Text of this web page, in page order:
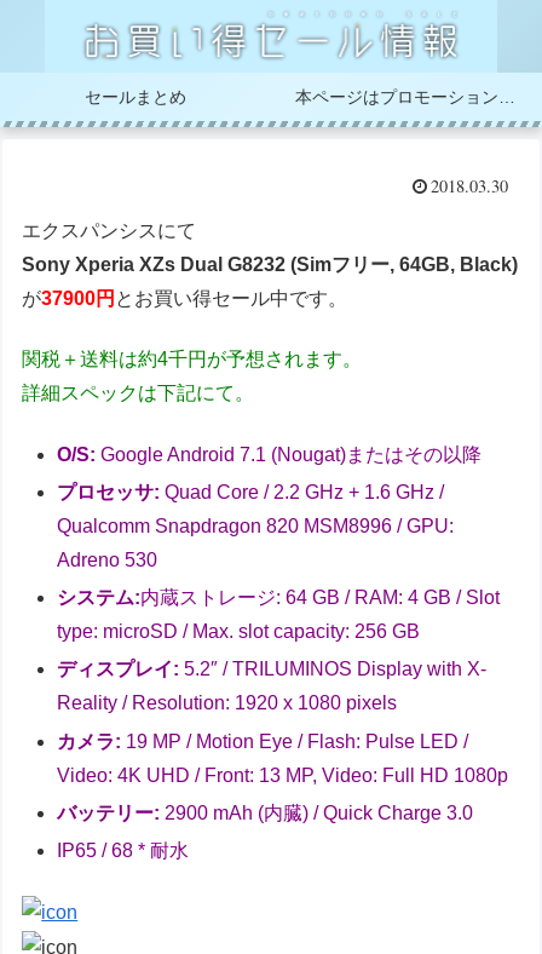
セールまとめ
2018.03.30
エクスパンシスにて
Sony Xperia XZs Dual G8232 (Simフリー, 64GB, Black)
が37900円 とお買い得セール中です。
関税＋送料は約4千円が予想されます。
詳細スペックは下記にて。
O/S: Google Android 7.1 (Nougat)またはその以降
プロセッサ: Quad Core / 2.2 GHz + 1.6 GHz /
Qualcomm Snapdragon 820 MSM8996 / GPU:
Adreno 530
システム:内蔵ストレージ: 64 GB / RAM: 4 GB / Slot
type: microSD / Max. slot capacity: 256 GB
ディスプレイ: 5.2″ / TRILUMINOS Display with X-
Reality / Resolution: 1920 x 1080 pixels
カメラ: 19 MP / Motion Eye / Flash: Pulse LED /
Video: 4K UHD / Front: 13 MP, Video: Full HD 1080p
バッテリー: 2900 mAh (内臓) / Quick Charge 3.0
IP65 / 68 * 耐水